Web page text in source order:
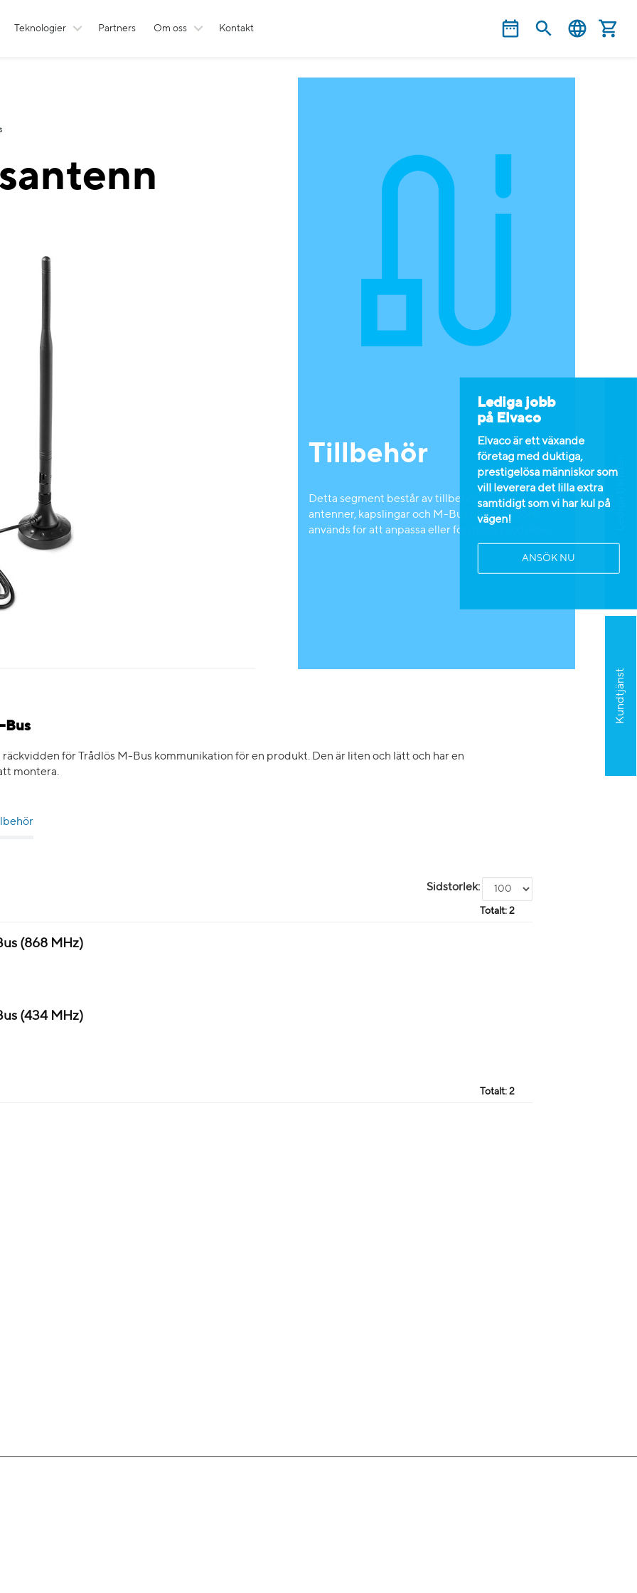
Teknologier Partners Om oss Kontakt
Kundtjänst
Lediga tjänster
Lediga jobb
på Elvaco
Elvaco är ett växande
företag med duktiga,
prestigelösa människor som
vill leverera det lilla extra
samtidigt som vi har kul på
vägen!
ANSÖK NU
Tillbehör
Detta segment består av tillbehör, exempelvis
antenner, kapslingar och M-Bus tillbehör, som
används för att anpassa eller förstärka produkter.
Bus
för Trådlös M-Bus kommunikation för en produkt. Den är liten och lätt och har en
montera.
Sidstorlek:
Totalt: 2
(868 MHz)
(434 MHz)
Totalt: 2